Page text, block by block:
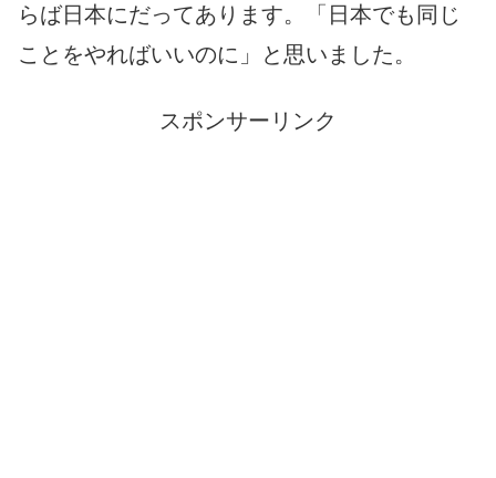
らば日本にだってあります。「日本でも同じ
ことをやればいいのに」と思いました。
スポンサーリンク